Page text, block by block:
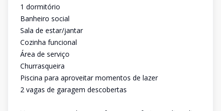
1 dormitório
Banheiro social
Sala de estar/jantar
Cozinha funcional
Área de serviço
Churrasqueira
Piscina para aproveitar momentos de lazer
2 vagas de garagem descobertas